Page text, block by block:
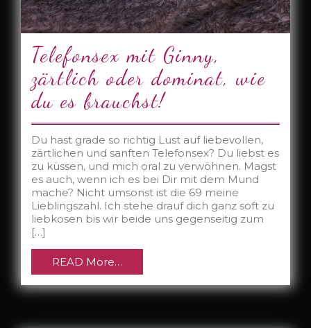
Telefonsex mit Ginny,
zärtlich oder dominat, wie
du es brauchst!
Du hast grade so richtig Lust auf liebevollen,
zärtlichen und sanften Telefonsex? Du liebst es
zu küssen, und mich oral zu verwöhnen. Magst
es auch, wenn ich es bei Dir mit dem Mund
mache? Nicht umsonst ist die 69 meine
Lieblingszahl. Ich stehe drauf dich ganz soft zu
liebkosen bis wir beide uns gegenseitig zum
[…]
READ More…